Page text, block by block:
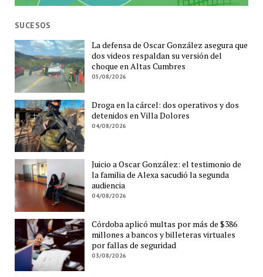
SUCESOS
La defensa de Oscar González asegura que
dos videos respaldan su versión del
choque en Altas Cumbres
05/08/2026
Droga en la cárcel: dos operativos y dos
detenidos en Villa Dolores
04/08/2026
Juicio a Oscar González: el testimonio de
la familia de Alexa sacudió la segunda
audiencia
04/08/2026
Córdoba aplicó multas por más de $386
millones a bancos y billeteras virtuales
por fallas de seguridad
03/08/2026